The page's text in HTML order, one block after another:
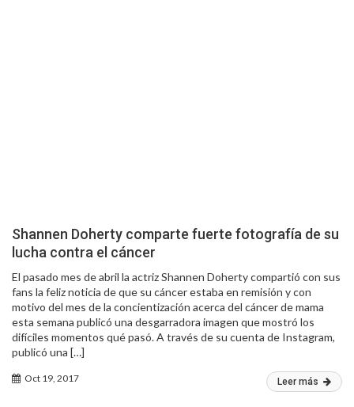
Shannen Doherty comparte fuerte fotografía de su
lucha contra el cáncer
El pasado mes de abril la actriz Shannen Doherty compartió con sus
fans la feliz noticia de que su cáncer estaba en remisión y con
motivo del mes de la concientización acerca del cáncer de mama
esta semana publicó una desgarradora imagen que mostró los
difíciles momentos qué pasó. A través de su cuenta de Instagram,
publicó una […]
Oct 19, 2017 Leer más